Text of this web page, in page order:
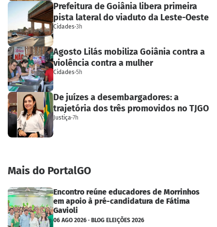
Prefeitura de Goiânia libera primeira
pista lateral do viaduto da Leste-Oeste
Cidades·3h
Agosto Lilás mobiliza Goiânia contra a
violência contra a mulher
Cidades·5h
De juízes a desembargadores: a
trajetória dos três promovidos no TJGO
Justiça·7h
Mais do PortalGO
Encontro reúne educadores de Morrinhos
em apoio à pré-candidatura de Fátima
Gavioli
06 AGO 2026 · BLOG ELEIÇÕES 2026